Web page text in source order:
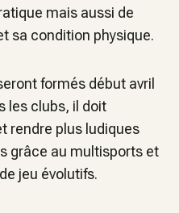
mais aussi de
sa condition physique.
formés début avril
les clubs, il doit
rendre plus ludiques
grâce au multisports et
jeu évolutifs.